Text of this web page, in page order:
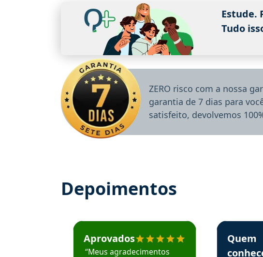
Estude.
Tudo
ZERO risco com a nossa
garantia de 7 dias para
satisfeito, devolvemos
Depoimentos
Estudante José recomenda o Aprova Concursos em
Aprovados
“Meus agradecimentos
Estudante
Quem